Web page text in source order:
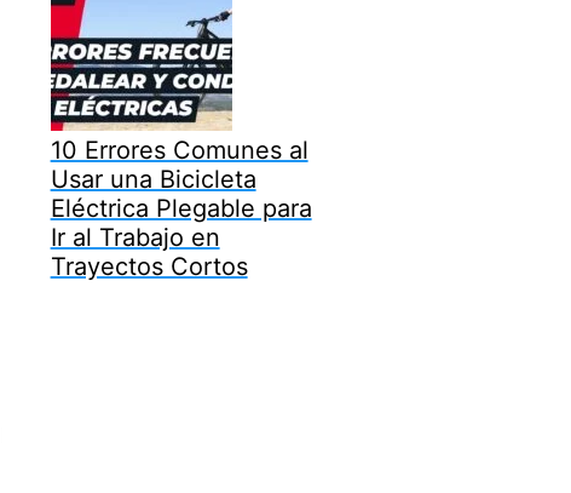
10 Errores Comunes al
Usar una Bicicleta
Eléctrica Plegable para
Ir al Trabajo en
Trayectos Cortos